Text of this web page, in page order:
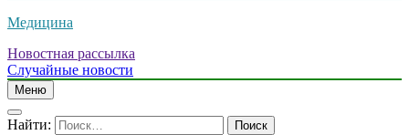
Медицина
Новостная рассылка
Случайные новости
Меню
Найти: